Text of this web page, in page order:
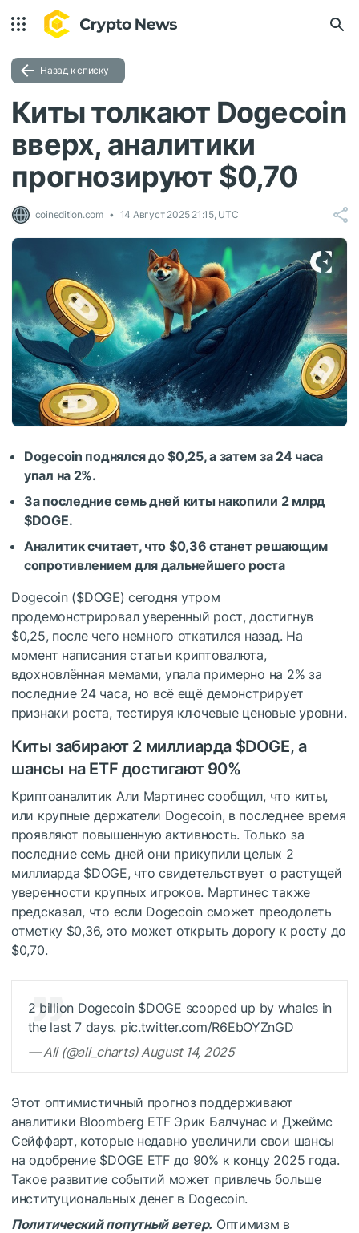
Назад к списку
Киты толкают Dogecoin
вверх, аналитики
прогнозируют $0,70
coinedition.com 14 Август 2025 21:15, UTC
Dogecoin поднялся до $0,25, а затем за 24 часа
упал на 2%.
За последние семь дней киты накопили 2 млрд
$DOGE.
Аналитик считает, что $0,36 станет решающим
сопротивлением для дальнейшего роста
Dogecoin ($DOGE) сегодня утром
продемонстрировал уверенный рост, достигнув
$0,25, после чего немного откатился назад. На
момент написания статьи криптовалюта,
вдохновлённая мемами, упала примерно на 2% за
последние 24 часа, но всё ещё демонстрирует
признаки роста, тестируя ключевые ценовые уровни.
Киты забирают 2 миллиарда $DOGE, а
шансы на ETF достигают 90%
Криптоаналитик Али Мартинес сообщил, что киты,
или крупные держатели Dogecoin, в последнее время
проявляют повышенную активность. Только за
последние семь дней они прикупили целых 2
миллиарда $DOGE, что свидетельствует о растущей
уверенности крупных игроков. Мартинес также
предсказал, что если Dogecoin сможет преодолеть
отметку $0,36, это может открыть дорогу к росту до
$0,70.
2 billion Dogecoin $DOGE scooped up by whales in
the last 7 days. pic.twitter.com/R6EbOYZnGD
— Ali (@ali_charts) August 14, 2025
Этот оптимистичный прогноз поддерживают
аналитики Bloomberg ETF Эрик Балчунас и Джеймс
Сейффарт, которые недавно увеличили свои шансы
на одобрение $DOGE ETF до 90% к концу 2025 года.
Такое развитие событий может привлечь больше
институциональных денег в Dogecoin.
Политический попутный ветер. Оптимизм в